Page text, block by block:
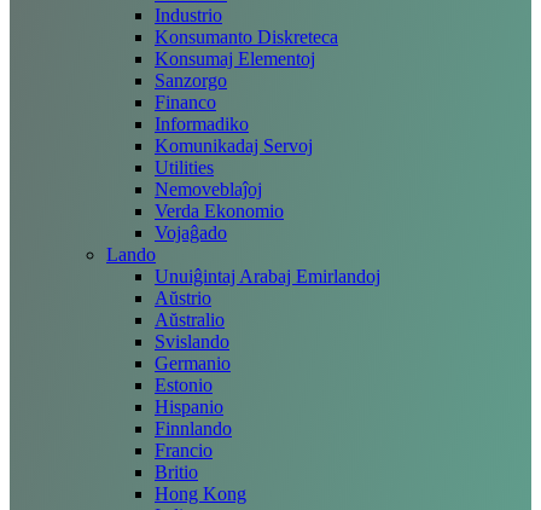
Industrio
Konsumanto Diskreteca
Konsumaj Elementoj
Sanzorgo
Financo
Informadiko
Komunikadaj Servoj
Utilities
Nemoveblaĵoj
Verda Ekonomio
Vojaĝado
Lando
Unuiĝintaj Arabaj Emirlandoj
Aŭstrio
Aŭstralio
Svislando
Germanio
Estonio
Hispanio
Finnlando
Francio
Britio
Hong Kong